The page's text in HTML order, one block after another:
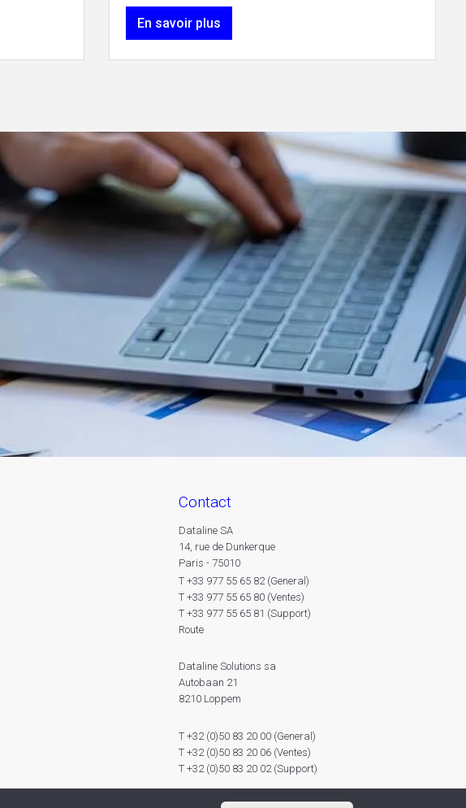
En savoir plus
contact
Dataline SA
14, rue de Dunkerque
Paris - 75010
T +33 977 55 65 82 (General)
T +33 977 55 65 80 (Ventes)
T +33 977 55 65 81 (Support)
Route
Dataline Solutions sa
Autobaan 21
8210 Loppem
T +32 (0)50 83 20 00 (General)
T +32 (0)50 83 20 06 (Ventes)
T +32 (0)50 83 20 02 (Support)